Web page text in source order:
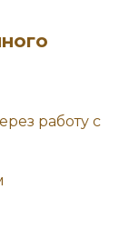
работу с